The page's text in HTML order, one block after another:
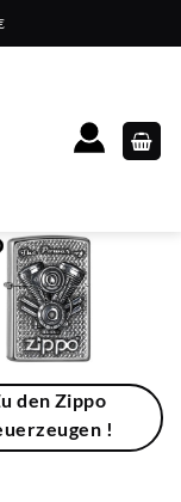
den Zippo
!